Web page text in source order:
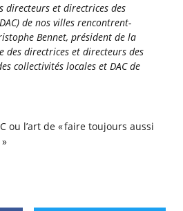
directeurs et directrices des
de nos villes rencontrent-
Bennet, président de la
des directrices et directeurs des
collectivités locales et DAC de
ou l’art de « faire toujours aussi